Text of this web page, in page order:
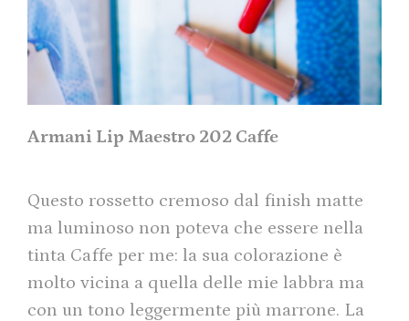
Armani Lip Maestro 202 Caffe
Questo rossetto cremoso dal finish matte
ma luminoso non poteva che essere nella
tinta Caffe per me: la sua colorazione è
molto vicina a quella delle mie labbra ma
con un tono leggermente più marrone. La